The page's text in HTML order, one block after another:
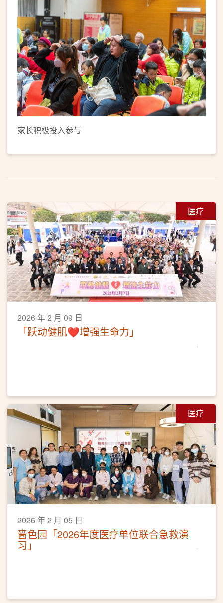
家长积极投入参与
医疗
2026 年 2 月 09 日
「跃动健肌❤️增强生命力」
医疗
2026 年 2 月 05 日
啬色园「2026年度医疗单位联合急救演
习」